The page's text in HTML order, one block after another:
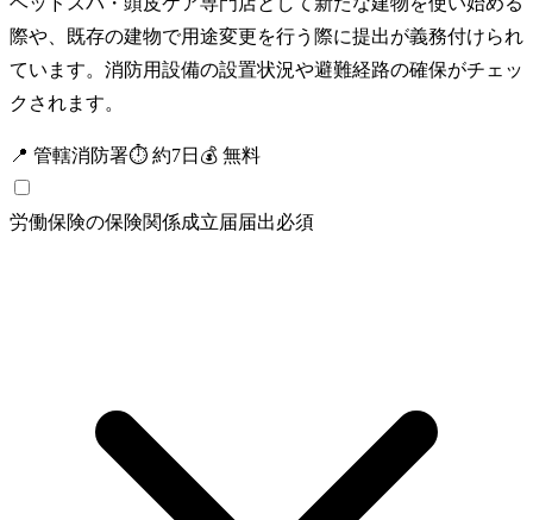
際や、既存の建物で用途変更を行う際に提出が義務付けられ
ています。消防用設備の設置状況や避難経路の確保がチェッ
クされます。
📍 管轄消防署⏱ 約7日 💰 無料
労働保険の保険関係成立届届出必須